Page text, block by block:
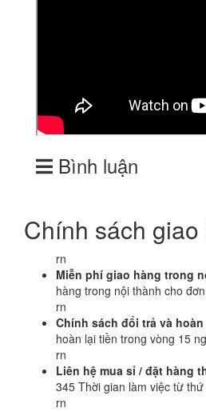
Bình luận
Chính sách giao
rn
Miễn phí giao hàng trong
hàng trong nội thành cho
rn
Chính sách đổi trả và
hoàn lại tiền trong vòng 15
rn
Liên hệ mua sỉ / đặt hàng
345 Thời gian làm việc từ
rn